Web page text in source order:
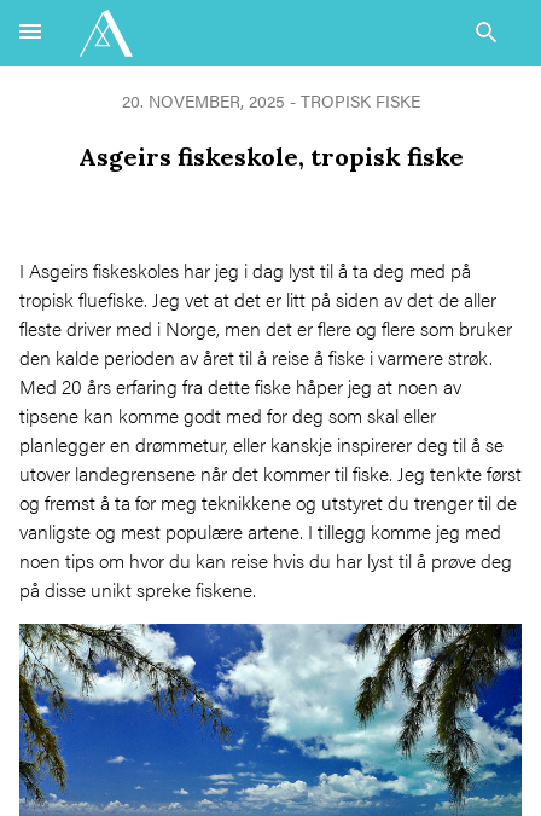
20. NOVEMBER, 2025 - TROPISK FISKE
Asgeirs fiskeskole, tropisk fiske
I Asgeirs fiskeskoles har jeg i dag lyst til å ta deg med på
tropisk fluefiske. Jeg vet at det er litt på siden av det de aller
fleste driver med i Norge, men det er flere og flere som bruker
den kalde perioden av året til å reise å fiske i varmere strøk.
Med 20 års erfaring fra dette fiske håper jeg at noen av
tipsene kan komme godt med for deg som skal eller
planlegger en drømmetur, eller kanskje inspirerer deg til å se
utover landegrensene når det kommer til fiske. Jeg tenkte først
og fremst å ta for meg teknikkene og utstyret du trenger til de
vanligste og mest populære artene. I tillegg komme jeg med
noen tips om hvor du kan reise hvis du har lyst til å prøve deg
på disse unikt spreke fiskene.